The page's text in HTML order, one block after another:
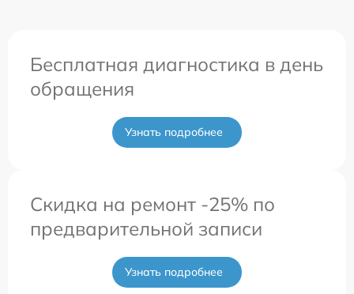
Бесплатная диагностика в день
обращения
Узнать подробнее
Скидка на ремонт -25% по
предварительной записи
Узнать подробнее